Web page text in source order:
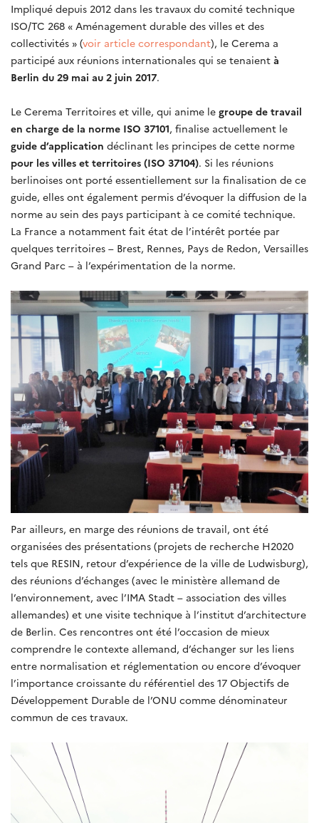
Impliqué depuis 2012 dans les travaux du comité technique
ISO/TC 268 « Aménagement durable des villes et des
collectivités » (voir article correspondant), le Cerema a
participé aux réunions internationales qui se tenaient à
Berlin du 29 mai au 2 juin 2017.
Le Cerema Territoires et ville, qui anime le groupe de travail
en charge de la norme ISO 37101, finalise actuellement le
guide d’application déclinant les principes de cette norme
pour les villes et territoires (ISO 37104). Si les réunions
berlinoises ont porté essentiellement sur la finalisation de ce
guide, elles ont également permis d’évoquer la diffusion de la
norme au sein des pays participant à ce comité technique.
La France a notamment fait état de l’intérêt portée par
quelques territoires – Brest, Rennes, Pays de Redon, Versailles
Grand Parc – à l’expérimentation de la norme.
Par ailleurs, en marge des réunions de travail, ont été
organisées des présentations (projets de recherche H2020
tels que RESIN, retour d’expérience de la ville de Ludwisburg),
des réunions d’échanges (avec le ministère allemand de
l’environnement, avec l’IMA Stadt – association des villes
allemandes) et une visite technique à l’institut d’architecture
de Berlin. Ces rencontres ont été l’occasion de mieux
comprendre le contexte allemand, d’échanger sur les liens
entre normalisation et réglementation ou encore d’évoquer
l’importance croissante du référentiel des 17 Objectifs de
Développement Durable de l’ONU comme dénominateur
commun de ces travaux.